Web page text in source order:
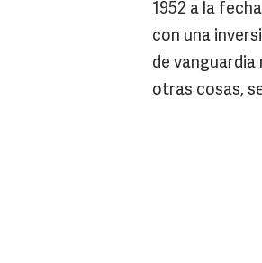
1952 a la
con una
de vanguardia
otras cosas,